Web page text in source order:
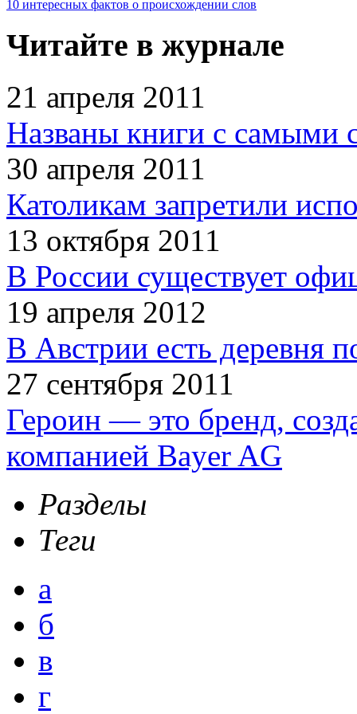
10 интересных фактов о происхождении слов
Читайте в журнале
21 апреля 2011
Названы книги с самыми
30 апреля 2011
Католикам запретили
13 октября 2011
В России существует
19 апреля 2012
В Австрии есть деревня
27 сентября 2011
Героин — это бренд,
компанией Bayer AG
Разделы
Теги
а
б
в
г